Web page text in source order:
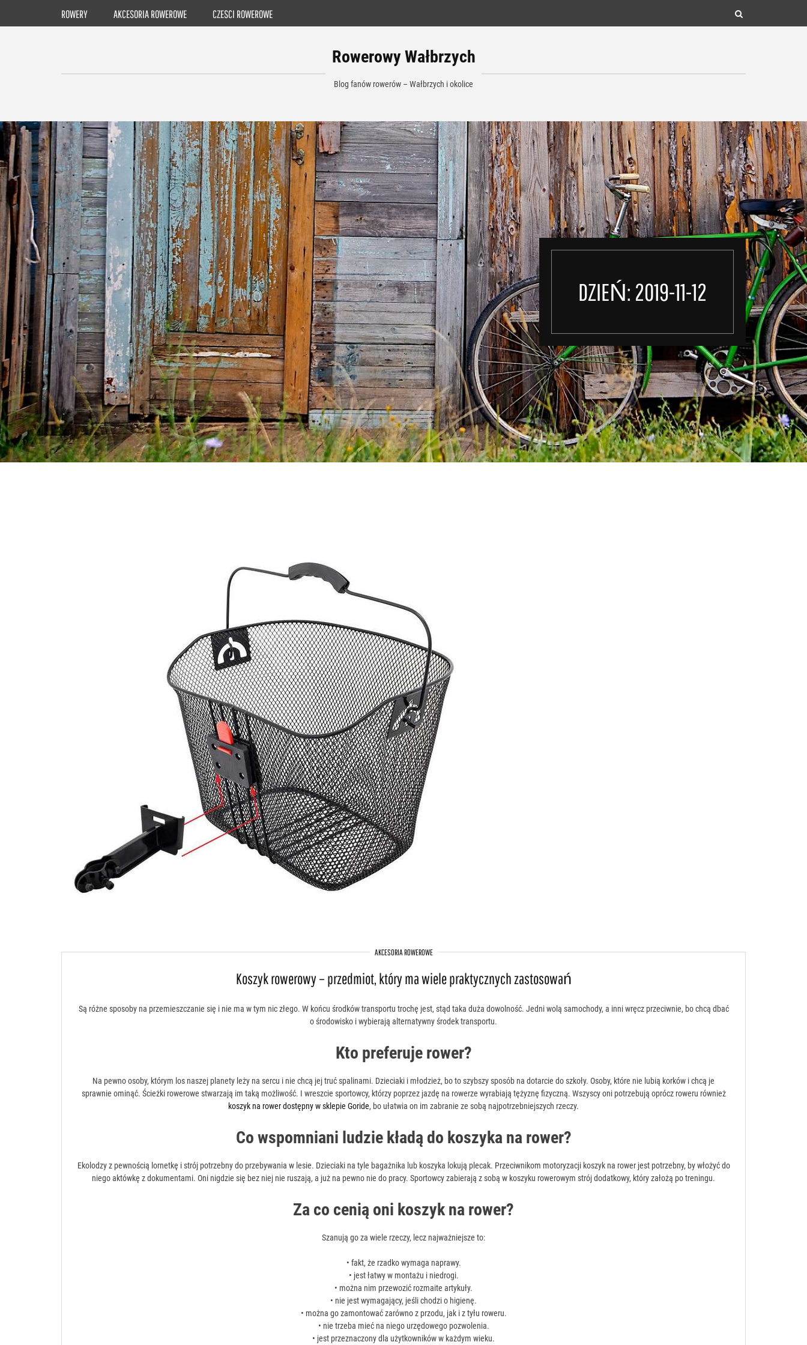
ROWERY AKCESORIA ROWEROWE CZESCI ROWEROWE
Rowerowy Wałbrzych
Blog fanów rowerów – Wałbrzych i okolice
DZIEŃ: 2019-11-12
AKCESORIA ROWEROWE
Koszyk rowerowy – przedmiot, który ma wiele praktycznych zastosowań
Są różne sposoby na przemieszczanie się i nie ma w tym nic złego. W końcu środków transportu trochę jest, stąd taka duża dowolność. Jedni wolą samochody, a inni wręcz przeciwnie, bo chcą dbać
o środowisko i wybierają alternatywny środek transportu.
Kto preferuje rower?
Na pewno osoby, którym los naszej planety leży na sercu i nie chcą jej truć spalinami. Dzieciaki i młodzież, bo to szybszy sposób na dotarcie do szkoły. Osoby, które nie lubią korków i chcą je
sprawnie ominąć. Ścieżki rowerowe stwarzają im taką możliwość. I wreszcie sportowcy, którzy poprzez jazdę na rowerze wyrabiają tężyznę fizyczną. Wszyscy oni potrzebują oprócz roweru również
koszyk na rower dostępny w sklepie Goride, bo ułatwia on im zabranie ze sobą najpotrzebniejszych rzeczy.
Co wspomniani ludzie kładą do koszyka na rower?
Ekolodzy z pewnością lornetkę i strój potrzebny do przebywania w lesie. Dzieciaki na tyle bagażnika lub koszyka lokują plecak. Przeciwnikom motoryzacji koszyk na rower jest potrzebny, by włożyć do
niego aktówkę z dokumentami. Oni nigdzie się bez niej nie ruszają, a już na pewno nie do pracy. Sportowcy zabierają z sobą w koszyku rowerowym strój dodatkowy, który założą po treningu.
Za co cenią oni koszyk na rower?
Szanują go za wiele rzeczy, lecz najważniejsze to:
• fakt, że rzadko wymaga naprawy.
• jest łatwy w montażu i niedrogi.
• można nim przewozić rozmaite artykuły.
• nie jest wymagający, jeśli chodzi o higienę.
• można go zamontować zarówno z przodu, jak i z tyłu roweru.
• nie trzeba mieć na niego urzędowego pozwolenia.
• jest przeznaczony dla użytkowników w każdym wieku.